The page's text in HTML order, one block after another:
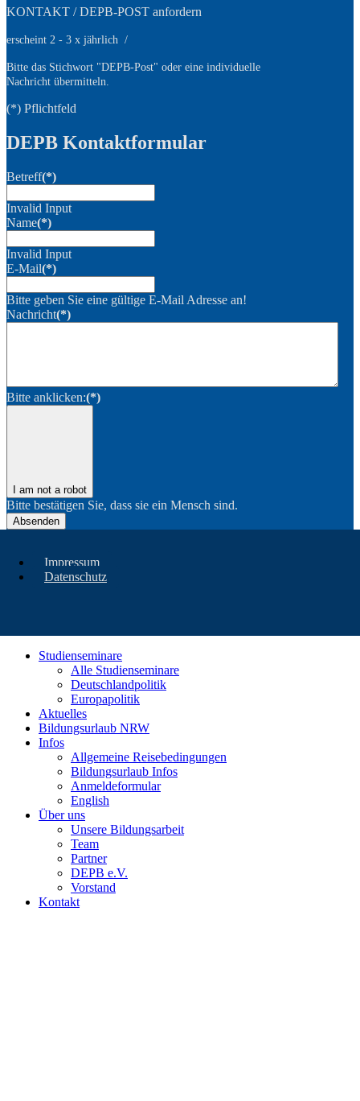
KONTAKT / DEPB-POST anfordern
erscheint 2 - 3 x jährlich /
Bitte das Stichwort "DEPB-Post" oder eine individuelle
Nachricht übermitteln.
(*) Pflichtfeld
DEPB Kontaktformular
Betreff(*)
Invalid Input
Name(*)
Invalid Input
E-Mail(*)
Bitte geben Sie eine gültige E-Mail Adresse an!
Nachricht(*)
Bitte anklicken:(*)
I am not a robot
Bitte bestätigen Sie, dass sie ein Mensch sind.
Absenden
Impressum
Datenschutz
Studienseminare
Alle Studienseminare
Deutschlandpolitik
Europapolitik
Aktuelles
Bildungsurlaub NRW
Infos
Allgemeine Reisebedingungen
Bildungsurlaub Infos
Anmeldeformular
English
Über uns
Unsere Bildungsarbeit
Team
Partner
DEPB e.V.
Vorstand
Kontakt